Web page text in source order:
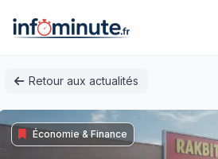
Retour aux actualités
Économie & Finance